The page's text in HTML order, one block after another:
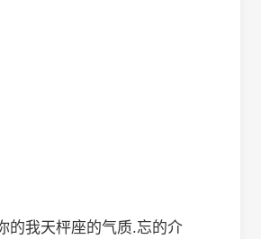
的我天枰座的气质.忘的介